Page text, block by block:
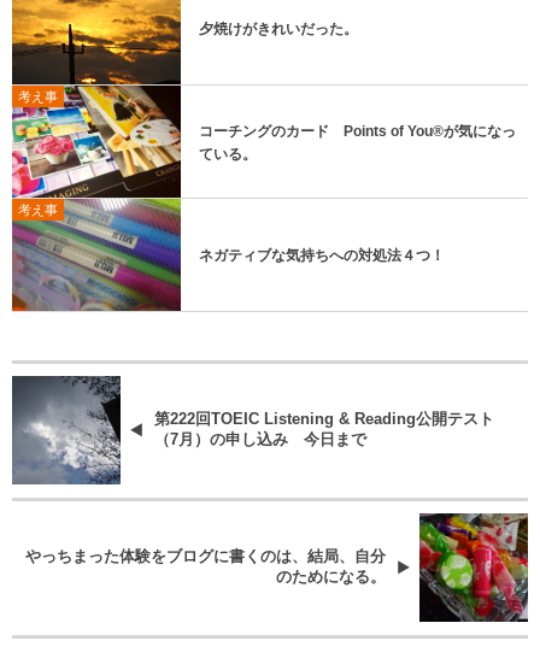
夕焼けがきれいだった。
考え事
コーチングのカード Points of You®︎が気になっ
ている。
考え事
ネガティブな気持ちへの対処法４つ！
第222回TOEIC Listening & Reading公開テスト
（7月）の申し込み 今日まで
やっちまった体験をブログに書くのは、結局、自分
のためになる。